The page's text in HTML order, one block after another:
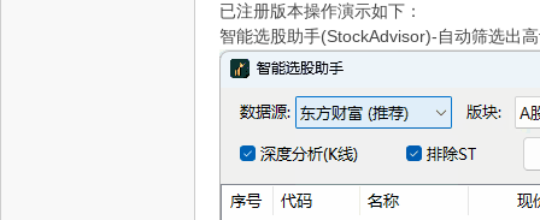
已注册版本操作演示如下：
智能选股助手(StockAdvisor)-自动筛选出